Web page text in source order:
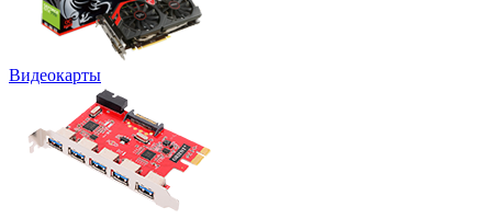
Видеокарты